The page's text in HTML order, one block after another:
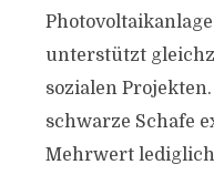
unterstützt
sozialen
schwarze Schafe
Mehrwert